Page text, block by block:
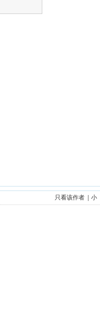
只看该作者 小